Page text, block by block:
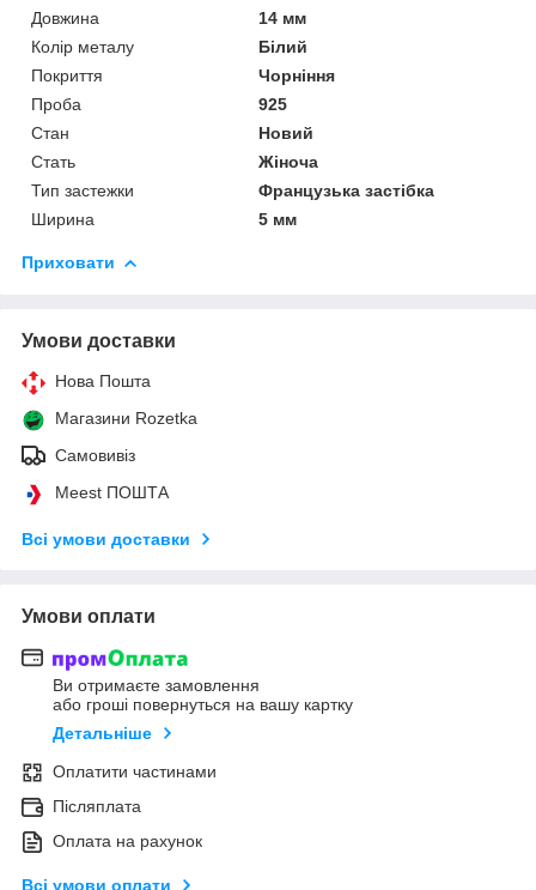
Довжина
14 мм
Колір металу
Білий
Покриття
Чорніння
Проба
925
Стан
Новий
Стать
Жіноча
Тип застежки
Французька застібка
Ширина
5 мм
Приховати
Умови доставки
Нова Пошта
Магазини Rozetka
Самовивіз
Meest ПОШТА
Всі умови доставки
Умови оплати
Ви отримаєте замовлення
або гроші повернуться на вашу картку
Детальніше
Оплатити частинами
Післяплата
Оплата на рахунок
Всі умови оплати